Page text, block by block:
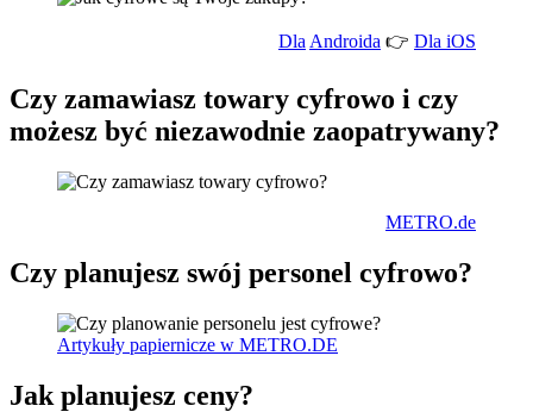
DlaAndroida 👉 Dla iOS
Czy zamawiasz towary cyfrowo i czy
możesz być niezawodnie zaopatrywany?
METRO.de
Czy planujesz swój personel cyfrowo?
Artykuły papiernicze w METRO.DE
Jak planujesz ceny?